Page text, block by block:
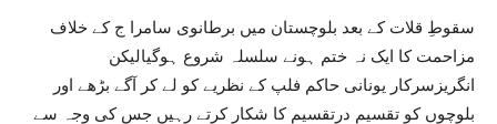
سقوطِ قلات کے بعد بلوچستان میں برطانوی سامرا ج کے خلاف
مزاحمت کا ایک نہ ختم ہونے سلسلہ شروع ہوگیالیکن
انگریزسرکار یونانی حاکم فلپ کے نظریے کو لے کر آگے بڑھے اور
بلوچوں کو تقسیم درتقسیم کا شکار کرتے رہیں جس کی وجہ سے